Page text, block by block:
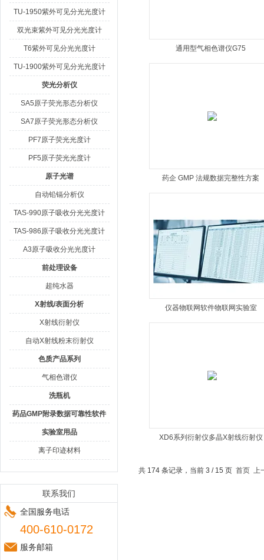
TU-1950紫外可见分光光度计
双光束紫外可见分光光度计
T6紫外可见分光光度计
TU-1900紫外可见分光光度计
荧光分析仪
SA5原子荧光形态分析仪
SA7原子荧光形态分析仪
PF7原子荧光光度计
PF5原子荧光光度计
原子光谱
自动铅镉分析仪
TAS-990原子吸收分光光度计
TAS-986原子吸收分光光度计
A3原子吸收分光光度计
前处理设备
超纯水器
X射线/表面分析
X射线衍射仪
自动X射线粉末衍射仪
色质产品系列
气相色谱仪
洗瓶机
药品GMP附录数据可靠性软件
实验室用品
离子印迹材料
联系我们
全国服务电话
400-610-0172
服务邮箱
通用型气相色谱仪G75
药企 GMP 法规数据完整性方案
仪器物联网软件物联网实验室
XD6系列衍射仪多晶X射线衍射仪
共 174 条记录，当前 3 / 15 页 首页 上